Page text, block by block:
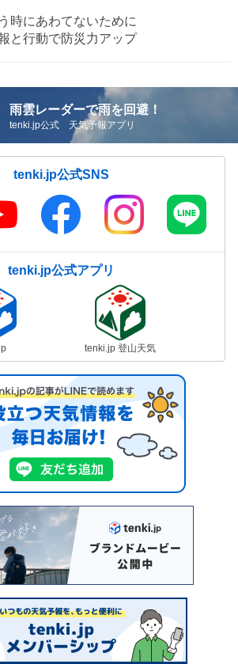
時にあわてないために
と行動で防災力アップ
雨雲レーダーで雨を回避！
tenki.jp公式 天気予報アプリ
tenki.jp公式SNS
tenki.jp公式アプリ
tenki.jp 登山天気